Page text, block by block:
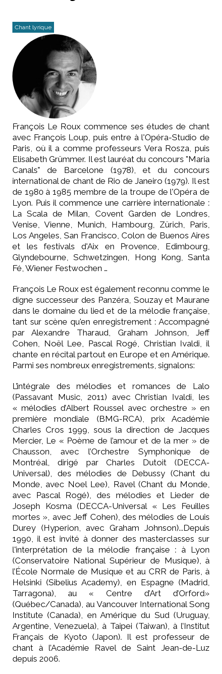
Chant lyrique
François Le Roux commence ses études de chant
avec François Loup, puis entre à l'Opéra-Studio de
Paris, où il a comme professeurs Vera Rosza, puis
Elisabeth Grümmer. Il est lauréat du concours "Maria
Canals" de Barcelone (1978), et du concours
international de chant de Rio de Janeiro (1979). Il est
de 1980 à 1985 membre de la troupe de l'Opéra de
Lyon. Puis il commence une carrière internationale :
La Scala de Milan, Covent Garden de Londres,
Venise, Vienne, Munich, Hambourg, Zürich, Paris,
Los Angeles, San Francisco, Colon de Buenos Aires
et les festivals d'Aix en Provence, Edimbourg,
Glyndebourne, Schwetzingen, Hong Kong, Santa
Fé, Wiener Festwochen …
François Le Roux est également reconnu comme le
digne successeur des Panzéra, Souzay et Maurane
dans le domaine du lied et de la mélodie française,
tant sur scène qu'en enregistrement : Accompagné
par Alexandre Tharaud, Graham Johnson, Jeff
Cohen, Noël Lee, Pascal Rogé, Christian Ivaldi, il
chante en récital partout en Europe et en Amérique.
Parmi ses nombreux enregistrements, signalons:
L’intégrale des mélodies et romances de Lalo
(Passavant Music, 2011) avec Christian Ivaldi, les
« mélodies d’Albert Roussel avec orchestre » en
première mondiale (BMG-RCA), prix Académie
Charles Cros 1999, sous la direction de Jacques
Mercier, Le « Poème de l’amour et de la mer » de
Chausson, avec l’Orchestre Symphonique de
Montréal, dirigé par Charles Dutoit (DECCA-
Universal), des mélodies de Debussy (Chant du
Monde, avec Noel Lee), Ravel (Chant du Monde,
avec Pascal Rogé), des mélodies et Lieder de
Joseph Kosma (DECCA-Universal « Les Feuilles
mortes », avec Jeff Cohen), des mélodies de Louis
Durey (Hyperion, avec Graham Johnson)...Depuis
1990, il est invité à donner des masterclasses sur
l'interprétation de la mélodie française : à Lyon
(Conservatoire National Supérieur de Musique), à
l’École Normale de Musique et au CRR de Paris, à
Helsinki (Sibelius Academy), en Espagne (Madrid,
Tarragona), au « Centre d’Art d’Orford»
(Québec/Canada), au Vancouver International Song
Institute (Canada), en Amérique du Sud (Uruguay,
Argentine, Venezuela), à Taipei (Taiwan), à l’Institut
Français de Kyoto (Japon). Il est professeur de
chant à l’Académie Ravel de Saint Jean-de-Luz
depuis 2006.